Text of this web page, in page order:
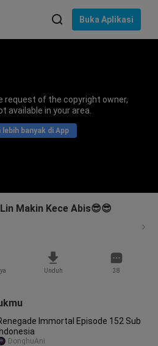
Buka Aplikasi
request of the copyright owner,
available in your area.
banyak di App
Makin Kece Abis😎😎
Unduh 38
Immortal Episode 152 Sub
DonghuAni